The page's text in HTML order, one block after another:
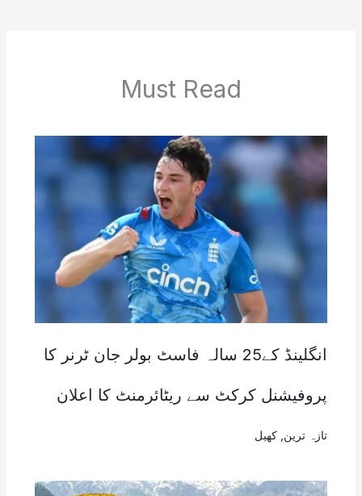
Must Read
انگلینڈ کے25 سالہ فاسٹ بولر جان ٹرنر کا
پروفیشنل کرکٹ سے ریٹائرمنٹ کا اعلان
تازہ ترین کھیل